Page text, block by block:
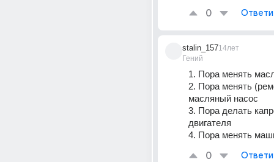
0
stalin_157
Гений
14лет
1. Пора менять
2. Пора менять
масляный насос
3. Пора делать
двигателя
4. Пора менять
0